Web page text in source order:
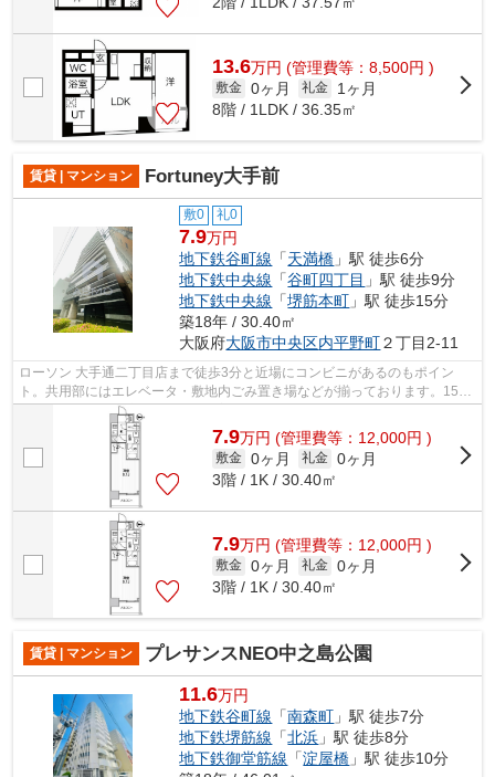
13.6万円 (管理費等：8,500円 )
敷金 0ヶ月 礼金
1ヶ月
8階 / 1LDK / 36.35㎡
賃貸 | マンション Fortuney大手前
敷0 礼0
7.9万円
地下鉄谷町線 「天満橋 」駅 徒歩6分
地下鉄中央線 「谷町四丁目 」駅 徒歩9分
地下鉄中央線 「堺筋本町 」駅 徒歩15分
築18年 / 30.40㎡
大阪府大阪市中央区内平野町２丁目2-11
ローソン 大手通二丁目店まで徒歩3分と近場にコンビニがあるのもポイン
ト。共用部にはエレベータ・敷地内ごみ置き場などが揃っております。15階
建てで、街並みに溶け込んだ落ち着いた...
7.9万円 (管理費等：12,000円 )
敷金 0ヶ月 礼金 0ヶ月
3階 / 1K / 30.40㎡
7.9万円 (管理費等：12,000円 )
敷金 0ヶ月 礼金 0ヶ月
3階 / 1K / 30.40㎡
賃貸 | マンション プレサンスNEO中之島公園
11.6万円
地下鉄谷町線 「南森町 」駅 徒歩7分
地下鉄堺筋線 「北浜 」駅 徒歩8分
地下鉄御堂筋線 「淀屋橋 」駅 徒歩10分